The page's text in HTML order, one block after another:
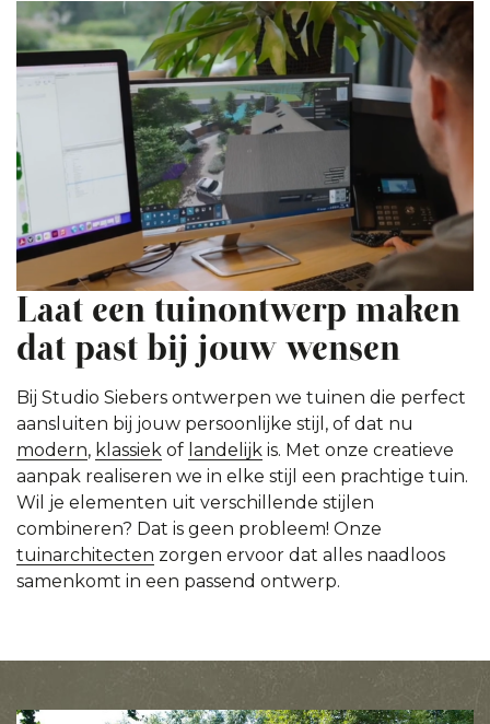
Laat een tuinontwerp maken
dat past bij jouw wensen
Bij Studio Siebers ontwerpen we tuinen die perfect
aansluiten bij jouw persoonlijke stijl, of dat nu
modern, klassiek of landelijk is. Met onze creatieve
aanpak realiseren we in elke stijl een prachtige tuin.
Wil je elementen uit verschillende stijlen
combineren? Dat is geen probleem! Onze
tuinarchitecten zorgen ervoor dat alles naadloos
samenkomt in een passend ontwerp.